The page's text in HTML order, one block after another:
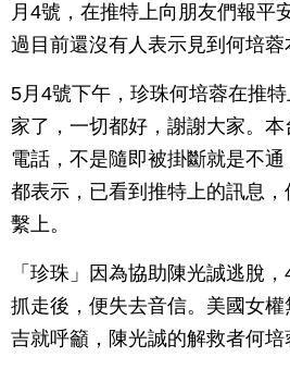
月4號，在推特上向朋友們報平
過目前還沒有人表示見到何培蓉
5月4號下午，珍珠何培蓉在推
家了，一切都好，謝謝大家。
電話，不是隨即被掛斷就是不
都表示，已看到推特上的訊息
繫上。
「珍珠」因為協助陳光誠逃脫
抓走後，便失去音信。美國女
吉就呼籲，陳光誠的解救者何培